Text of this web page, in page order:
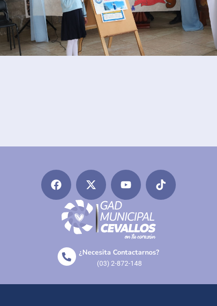
¿Necesita Contactarnos?
(03) 2-872-148